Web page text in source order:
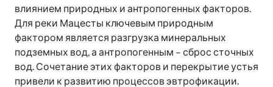
влиянием природных и антропогенных факторов.
Для реки Мацесты ключевым природным
фактором является разгрузка минеральных
подземных вод, а антропогенным – сброс сточных
вод. Сочетание этих факторов и перекрытие устья
привели к развитию процессов эвтрофикации.